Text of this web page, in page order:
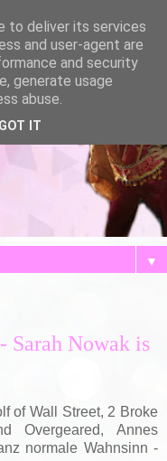
▼
Sarah Nowak is
of Wall Street, 2 Broke
Overgeared, Annes
normale Wahnsinn -
to deliver its services
and user-agent are
and security
generate usage
abuse.
GOT IT